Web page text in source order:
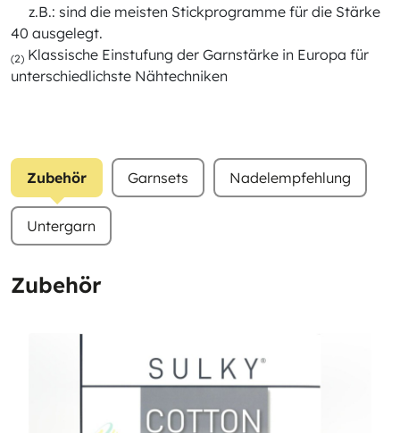
z.B.: sind die meisten Stickprogramme für die Stärke
40 ausgelegt.
(2) Klassische Einstufung der Garnstärke in Europa für
unterschiedlichste Nähtechniken
Zubehör Garnsets Nadelempfehlung
Untergarn
Zubehör